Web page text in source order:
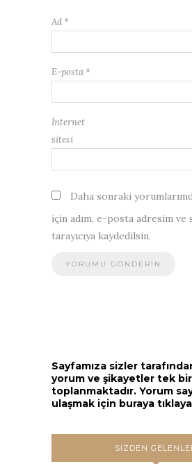
Ad *
E-posta *
İnternet
sitesi
Daha sonraki
için adım, e-posta adresim ve
tarayıcıya kaydedilsin.
Sayfamıza sizler
yorum ve şikayetler tek bir
toplanmaktadır. Yorum
ulaşmak için buraya
SIZDEN